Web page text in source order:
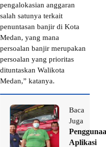
pengalokasian anggaran
salah satunya terkait
penuntasan banjir di Kota
Medan, yang mana
persoalan banjir merupakan
persoalan yang prioritas
dituntaskan Walikota
Medan,” katanya.
Baca
Juga
Aplikasi